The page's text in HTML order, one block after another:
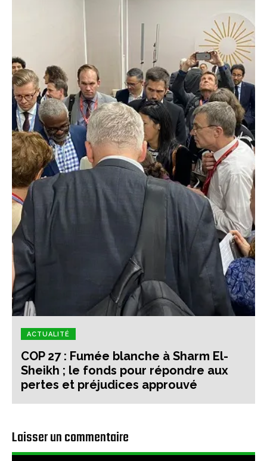
ACTUALITÉ
COP 27 : Fumée blanche à Sharm El-
Sheikh ; le fonds pour répondre aux
pertes et préjudices approuvé
Laisser un commentaire